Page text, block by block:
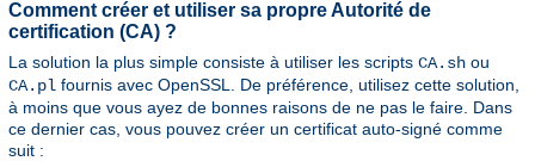
Comment créer et utiliser sa propre Autorité de
certification (CA) ?
La solution la plus simple consiste à utiliser les scripts CA.sh ou
CA.pl fournis avec OpenSSL. De préférence, utilisez cette solution,
à moins que vous ayez de bonnes raisons de ne pas le faire. Dans
ce dernier cas, vous pouvez créer un certificat auto-signé comme
suit :